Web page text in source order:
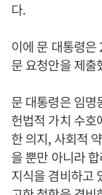
다.
이에 문 대통령은
문 요청안을 제출
문 대통령은 임명
헌법적 가치 수호
한 의지, 사회적
을 뿐만 아니라
지식을 겸비하고